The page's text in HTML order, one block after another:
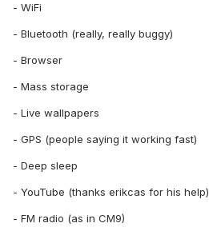
- WiFi
- Bluetooth (really, really buggy)
- Browser
- Mass storage
- Live wallpapers
- GPS (people saying it working fast)
- Deep sleep
- YouTube (thanks erikcas for his help)
- FM radio (as in CM9)